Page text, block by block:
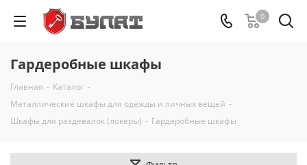
0
Гардеробные шкафы
Главная - Каталог -
Металлические шкафы для одежды и личных вещей -
Шкафы для раздевалок (локеры) - Гардеробные шкафы